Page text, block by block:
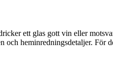
ett glas gott vin eller
heminredningsdetaljer.